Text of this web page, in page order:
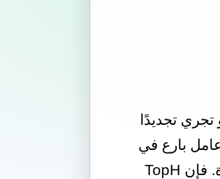
تجديدًا
بارع في
حالات الطوارئ لأن شيئًا ما يحتاج إلى مكان عاجل للإصلاح. مهما كانت احتياجاتك ومهما كانت الوظيفة صغيرة أو معقدة. فإن TopH